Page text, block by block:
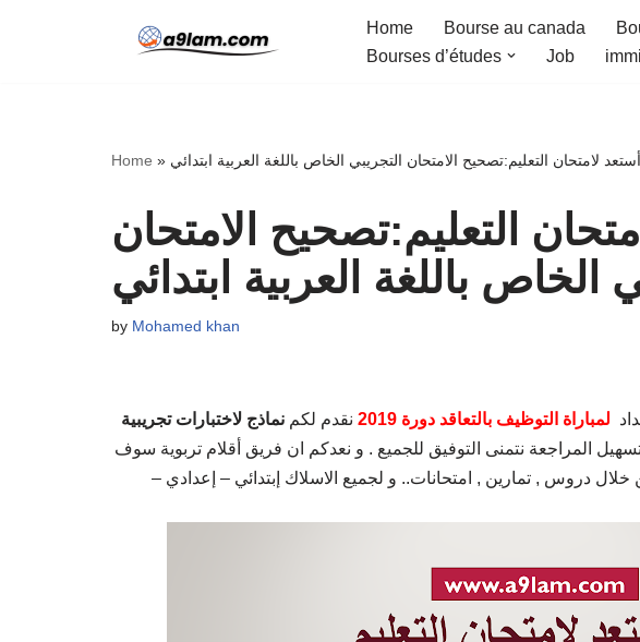
Home Bourse au canada
Bourses d’études
Job
Home » أستعد لامتحان التعليم:تصحيح الامتحان التجريبي الخاص باللغة العربية ابتدائي
التعليم:تصحيح الامتحان
الخاص باللغة العربية ابتدائي
by Mohamed khan
لمباراة التوظيف بالتعاقد دورة 2019 نقدم لكم نماذج لاختبارات تجريبية
المراجعة نتمنى التوفيق للجميع . و نعدكم ان فريق أقلام تربوية سوف
دروس , تمارين , امتحانات.. و لجميع الاسلاك إبتدائي – إعدادي –